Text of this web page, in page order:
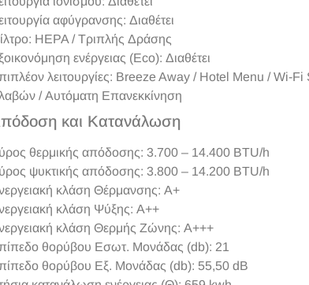
αφύγρανσης: Διαθέτει
HEPA / Τριπλής Δράσης
ενέργειας (Eco): Διαθέτει
λειτουργίες: Breeze Away / Hotel Menu / Wi-
/ Αυτόματη Επανεκκίνηση
και Κατανάλωση
θερμικής απόδοσης: 3.700 – 14.400 BTU/h
ψυκτικής απόδοσης: 3.800 – 14.200 BTU/h
κλάση Θέρμανσης: Α+
κλάση Ψύξης: A++
κλάση Θερμής Ζώνης: A+++
θορύβου Εσωτ. Μονάδας (db): 21
θορύβου Εξ. Μονάδας (db): 55,50 dB